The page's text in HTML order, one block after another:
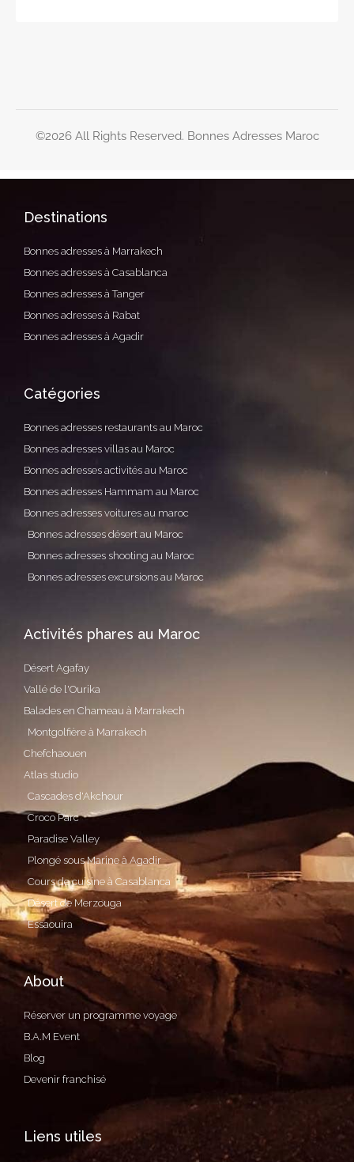
©2026 All Rights Reserved. Bonnes Adresses Maroc
Destinations
Bonnes adresses à Marrakech
Bonnes adresses à Casablanca
Bonnes adresses à Tanger
Bonnes adresses à Rabat
Bonnes adresses à Agadir
Catégories
Bonnes adresses restaurants au Maroc
Bonnes adresses villas au Maroc
Bonnes adresses activités au Maroc
Bonnes adresses Hammam au Maroc
Bonnes adresses voitures au maroc
Bonnes adresses désert au Maroc
Bonnes adresses shooting au Maroc
Bonnes adresses excursions au Maroc
Activités phares au Maroc
Désert Agafay
Vallé de l'Ourika
Balades en Chameau à Marrakech
Montgolfière à Marrakech
Chefchaouen
Atlas studio
Cascades d'Akchour
Croco Parc
Paradise Valley
Plongé sous Marine à Agadir
Cours de cuisine à Casablanca
Désert de Merzouga
Essaouira
About
Réserver un programme voyage
B.A.M Event
Blog
Devenir franchisé
Liens utiles